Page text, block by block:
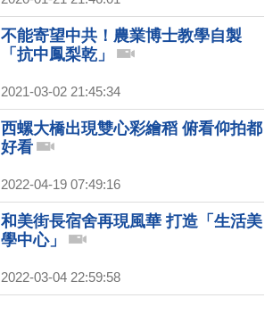
不能寄望中共！農業博士教學自製
「抗中鳳梨乾」
2021-03-02 21:45:34
西螺大橋出現雙心彩繪稻 俯看仰拍都
好看
2022-04-19 07:49:16
和美街長宿舍再現風華 打造「生活美
學中心」
2022-03-04 22:59:58